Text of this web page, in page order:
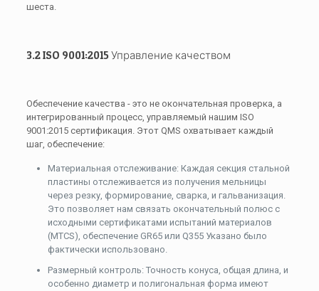
шеста.
3.2 ISO 9001:2015 Управление качеством
Обеспечение качества - это не окончательная проверка, а
интегрированный процесс, управляемый нашим ISO
9001:2015 сертификация. Этот QMS охватывает каждый
шаг, обеспечение:
Материальная отслеживание: Каждая секция стальной
пластины отслеживается из получения мельницы
через резку, формирование, сварка, и гальванизация.
Это позволяет нам связать окончательный полюс с
исходными сертификатами испытаний материалов
(MTCS), обеспечение GR65или Q355Указано было
фактически использовано.
Размерный контроль: Точность конуса, общая длина, и
особенно диаметр и полигональная форма имеют